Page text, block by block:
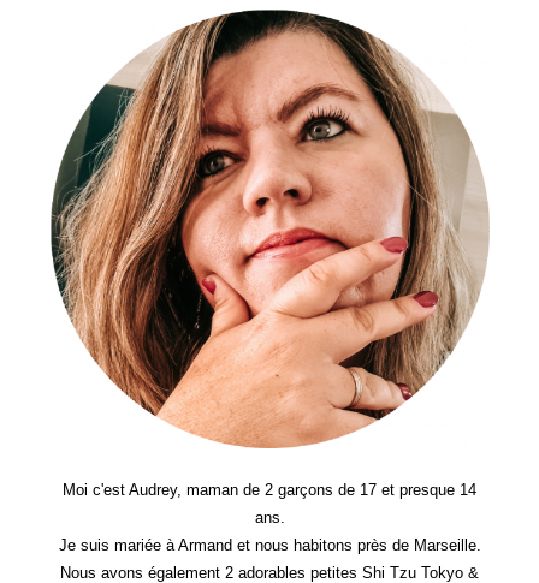
Moi c'est Audrey, maman de 2 garçons de 17 et presque 14
ans.
Je suis mariée à Armand et nous habitons près de Marseille.
Nous avons également 2 adorables petites Shi Tzu Tokyo &